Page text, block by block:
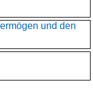
und den